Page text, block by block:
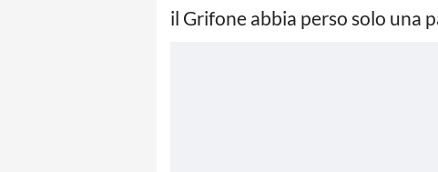
il Grifone abbia perso solo una